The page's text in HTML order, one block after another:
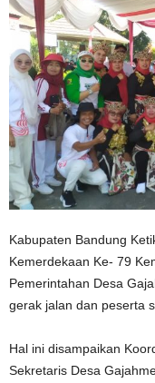
Kabupaten Bandung
Kemerdekaan Ke- 79
Pemerintahan Desa
gerak jalan dan peserta
Hal ini disampaikan
Sekretaris Desa